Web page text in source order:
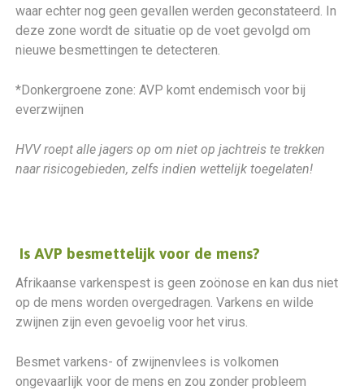
waar echter nog geen gevallen werden geconstateerd. In
deze zone wordt de situatie op de voet gevolgd om
nieuwe besmettingen te detecteren.
*Donkergroene zone: AVP komt endemisch voor bij
everzwijnen
HVV roept alle jagers op om niet op jachtreis te trekken
naar risicogebieden, zelfs indien wettelijk toegelaten!
Is AVP besmettelijk voor de mens?
Afrikaanse varkenspest is geen zoönose en kan dus niet
op de mens worden overgedragen. Varkens en wilde
zwijnen zijn even gevoelig voor het virus.
Besmet varkens- of zwijnenvlees is volkomen
ongevaarlijk voor de mens en zou zonder probleem